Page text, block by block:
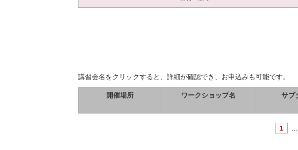
講習会名をクリックすると、詳細が確認でき、お申込みも可能です。
開催場所 ワークショップ名 サブ
1